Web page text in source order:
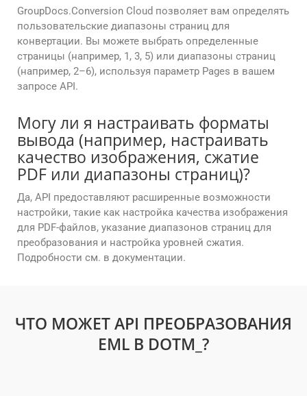
GroupDocs.Conversion Cloud позволяет вам определять
пользовательские диапазоны страниц для
конвертации. Вы можете выбрать определенные
страницы (например, 1, 3, 5) или диапазоны страниц
(например, 2–6), используя параметр Pages в вашем
запросе API.
Могу ли я настраивать форматы
вывода (например, настраивать
качество изображения, сжатие
PDF или диапазоны страниц)?
Да, API предоставляют расширенные возможности
настройки, такие как настройка качества изображения
для PDF-файлов, указание диапазонов страниц для
преобразования и настройка уровней сжатия.
Подробности см. в документации.
ЧТО МОЖЕТ API ПРЕОБРАЗОВАНИЯ
EML В DOTM_?